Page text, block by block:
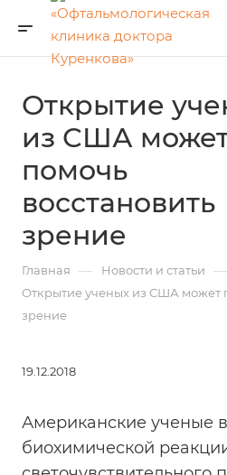
Открытие
из США
помочь
восстановить
зрение
Главная — Новости и статьи —
Открытие ученых из США может
зрение
19.12.2018
Американские ученые
биохимической